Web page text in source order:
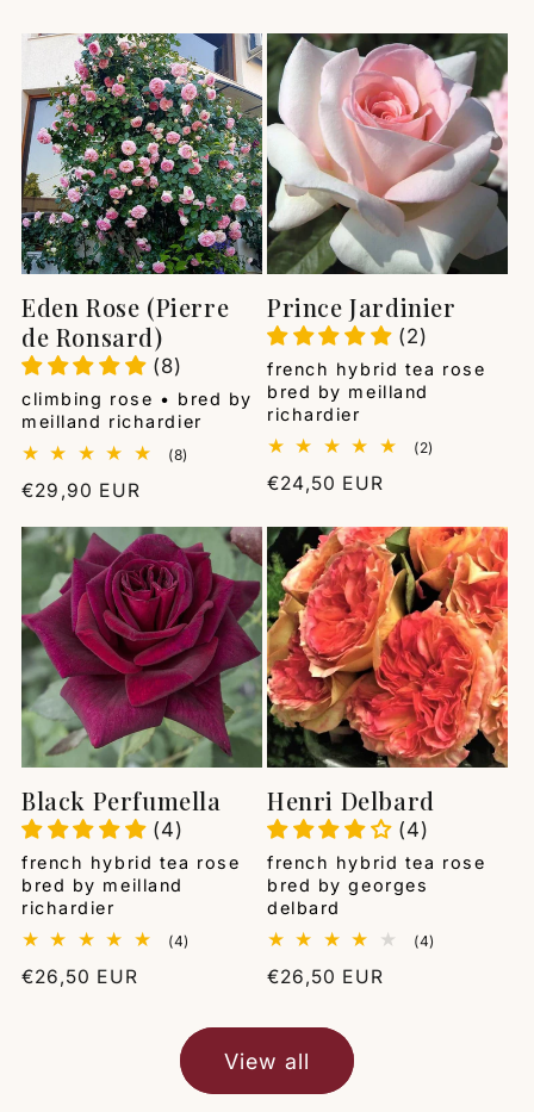
Eden Rose (Pierre
de Ronsard)
(8)
Vendor:
climbing rose • bred by
meilland richardier
(8)
Regular
€29,90 EUR
Prince Jardinier
(2)
Vendor:
french hybrid tea rose
bred by meilland
richardier
(2)
Regular
€24,50 EUR
Black Perfumella
(4)
Vendor:
french hybrid tea rose
bred by meilland
richardier
(4)
Regular
€26,50 EUR
Henri Delbard
(4)
Vendor:
french hybrid tea rose
bred by georges
delbard
(4)
Regular
€26,50 EUR
View all